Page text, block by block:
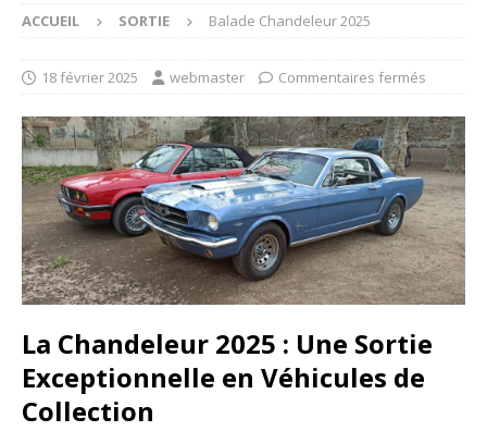
ACCUEIL SORTIE Balade Chandeleur 2025
18 février 2025 webmaster Commentaires fermés
La Chandeleur 2025 : Une Sortie
Exceptionnelle en Véhicules de
Collection